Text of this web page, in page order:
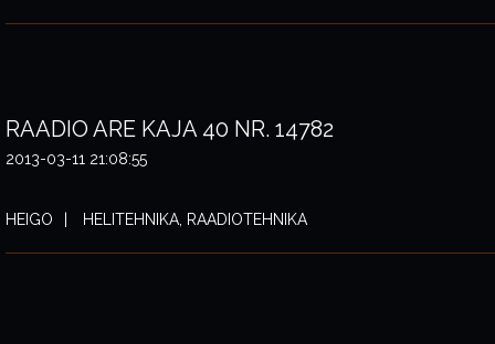
RAADIO ARE KAJA 40 NR. 14782
2013-03-11 21:08:55
HEIGO HELITEHNIKA, RAADIOTEHNIKA